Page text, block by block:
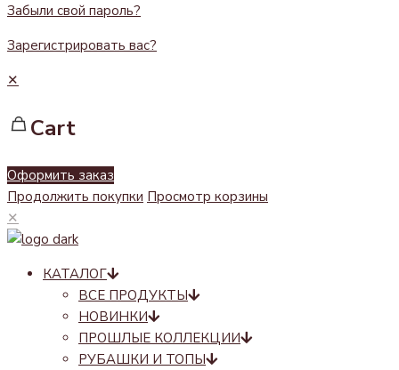
Забыли свой пароль?
Зарегистрировать вас?
✕
Cart
Оформить заказ
Продолжить покупки Просмотр корзины
✕
КАТАЛОГ
ВСЕ ПРОДУКТЫ
НОВИНКИ
ПРОШЛЫЕ КОЛЛЕКЦИИ
РУБАШКИ И ТОПЫ